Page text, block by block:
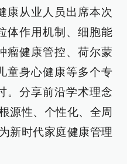
康从业人员出席本次
体作用机制、细胞能
瘤健康管控、荷尔蒙
童身心健康等多个专
。分享前沿学术理念
源性、个性化、全周
新时代家庭健康管理